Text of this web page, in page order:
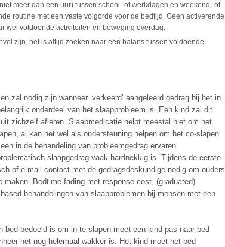
meer dan een uur) tussen school- of werkdagen en weekend- of
routine met een vaste volgorde voor de bedtijd. Geen activerende
wel voldoende activiteiten en beweging overdag.
zijn, het is altijd zoeken naar een balans tussen voldoende
zal nodig zijn wanneer ‘verkeerd’ aangeleerd gedrag bij het in
onderdeel van het slaapprobleem is. Een kind zal dit
zichzelf afleren. Slaapmedicatie helpt meestal niet om het
al kan het wel als ondersteuning helpen om het co-slapen
in de behandeling van probleemgedrag ervaren
slaapgedrag vaak hardnekkig is. Tijdens de eerste
of e-mail contact met de gedragsdeskundige nodig om ouders
maken. Bedtime fading met response cost, (graduated)
behandelingen van slaapproblemen bij mensen met een
bed bedoeld is om in te slapen moet een kind pas naar bed
het nog helemaal wakker is. Het kind moet het bed